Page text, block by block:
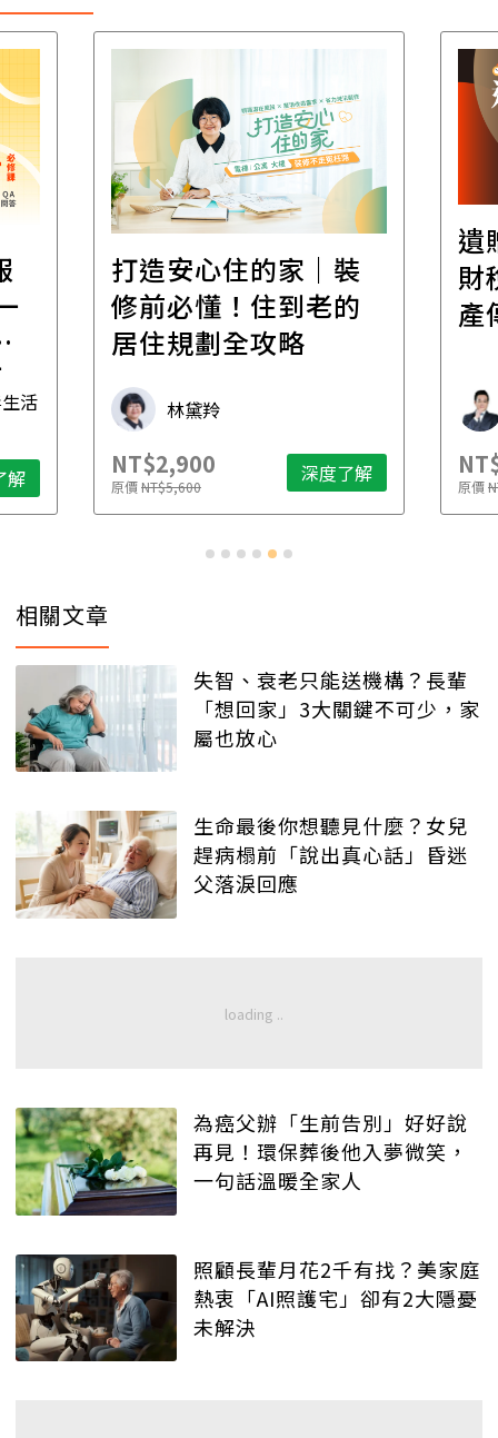
活
解
打造安心住的家｜裝
修前必懂！住到老的
居住規劃全攻略
林黛羚
NT$2,900
原價NT$5,600 深度了解
遺
財
產
原價
相關文章
失智、衰老只能送機構？長輩
「想回家」3大關鍵不可少，家
屬也放心
生命最後你想聽見什麼？女兒
趕病榻前「說出真心話」昏迷
父落淚回應
為癌父辦「生前告別」好好說
再見！環保葬後他入夢微笑，
一句話溫暖全家人
照顧長輩月花2千有找？美家庭
熱衷「AI照護宅」卻有2大隱憂
未解決